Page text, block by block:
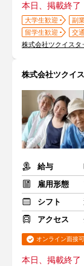
本日、掲載終了
大学生歓迎 副
留学生歓迎
交
株式会社ツクイスタ
株式会社ツクイ
給与
雇用形態
シフト
アクセス
オンライン面接可
本日、掲載終了